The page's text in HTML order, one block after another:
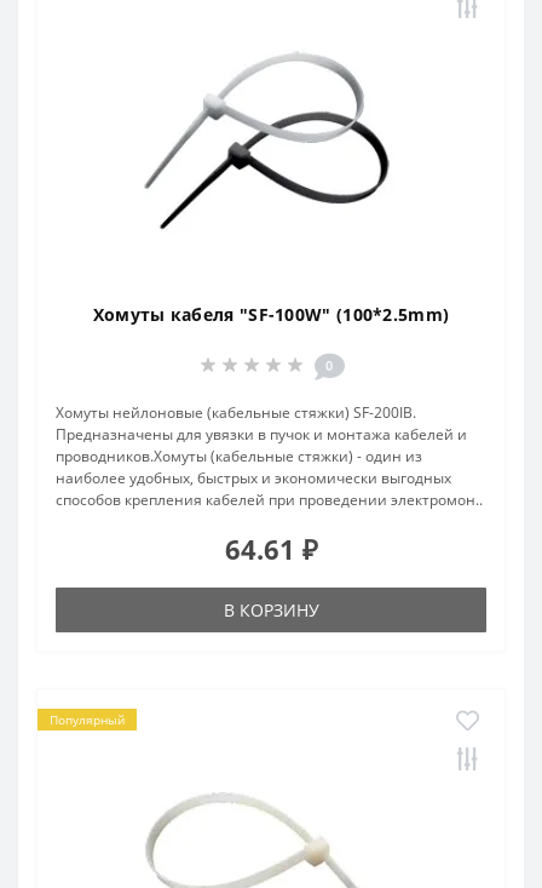
Хомуты кабеля "SF-100W" (100*2.5mm)
0
Хомуты нейлоновые (кабельные стяжки) SF-200IB.
Предназначены для увязки в пучок и монтажа кабелей и
проводников.Хомуты (кабельные стяжки) - один из
наиболее удобных, быстрых и экономически выгодных
способов крепления кабелей при проведении электромон..
64.61 ₽
В КОРЗИНУ
Популярный